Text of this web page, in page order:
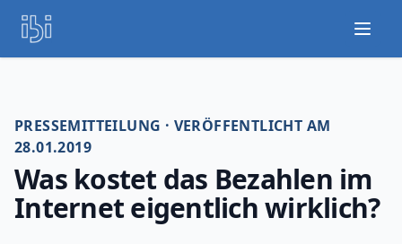
PRESSEMITTEILUNG · VERÖFFENTLICHT AM
28.01.2019
Was kostet das Bezahlen im
Internet eigentlich wirklich?